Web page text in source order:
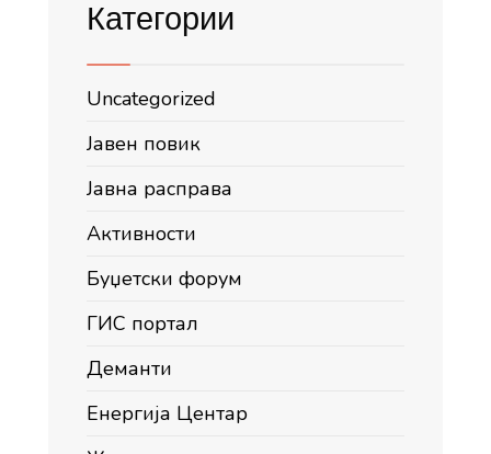
Категории
Uncategorized
Јавен повик
Јавна расправа
Активности
Буџетски форум
ГИС портал
Деманти
Енергија Центар